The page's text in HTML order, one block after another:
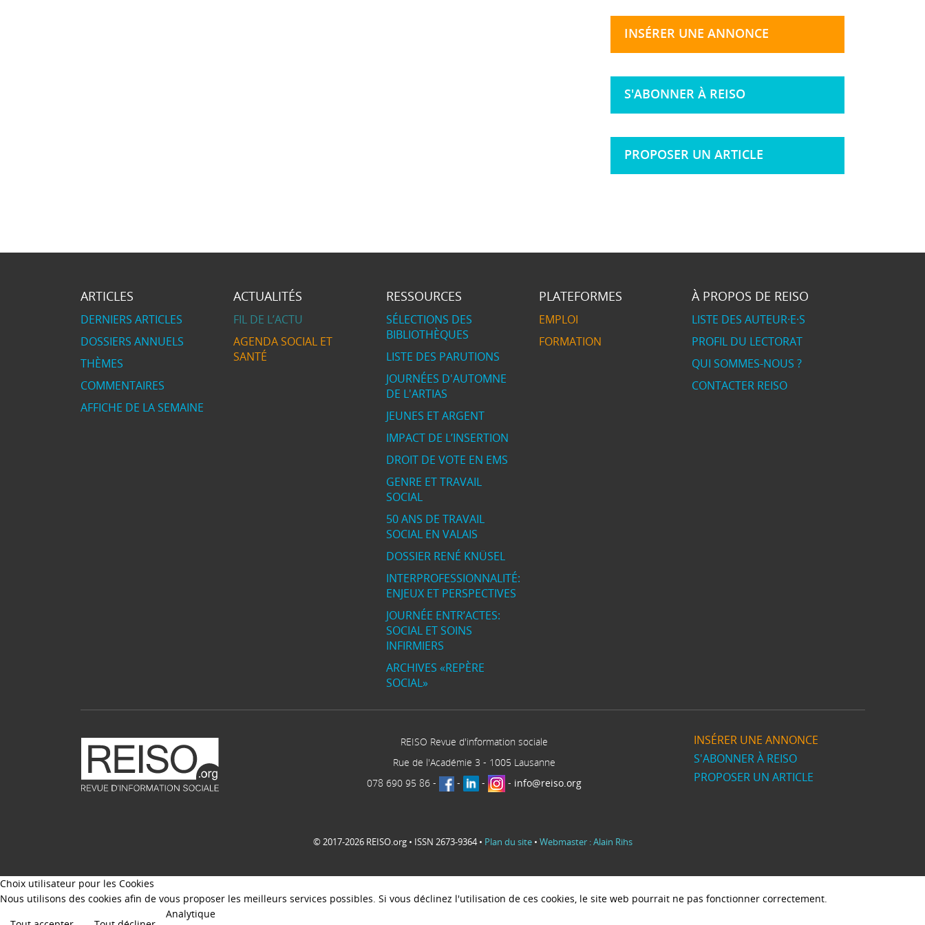
INSÉRER UNE ANNONCE
S'ABONNER À REISO
PROPOSER UN ARTICLE
ARTICLES
DERNIERS ARTICLES
DOSSIERS ANNUELS
THÈMES
COMMENTAIRES
AFFICHE DE LA SEMAINE
ACTUALITÉS
FIL DE L’ACTU
AGENDA SOCIAL ET
SANTÉ
RESSOURCES
SÉLECTIONS DES
BIBLIOTHÈQUES
LISTE DES PARUTIONS
JOURNÉES D'AUTOMNE
DE L'ARTIAS
JEUNES ET ARGENT
IMPACT DE L’INSERTION
DROIT DE VOTE EN EMS
GENRE ET TRAVAIL
SOCIAL
50 ANS DE TRAVAIL
SOCIAL EN VALAIS
DOSSIER RENÉ KNÜSEL
INTERPROFESSIONNALITÉ:
ENJEUX ET PERSPECTIVES
JOURNÉE ENTR’ACTES:
SOCIAL ET SOINS
INFIRMIERS
ARCHIVES «REPÈRE
SOCIAL»
PLATEFORMES
EMPLOI
FORMATION
À PROPOS DE REISO
LISTE DES AUTEUR·E·S
PROFIL DU LECTORAT
QUI SOMMES-NOUS ?
CONTACTER REISO
REISO Revue d'information sociale
Rue de l'Académie 3 - 1005 Lausanne
078 690 95 86 - - - - info@reiso.org
INSÉRER UNE ANNONCE
S'ABONNER À REISO
PROPOSER UN ARTICLE
© 2017-2026 REISO.org • ISSN 2673-9364 • Plan du site • Webmaster : Alain Rihs
Choix utilisateur pour les Cookies
Nous utilisons des cookies afin de vous proposer les meilleurs services possibles. Si vous déclinez l'utilisation de ces cookies, le site web pourrait ne pas fonctionner correctement.
Analytique